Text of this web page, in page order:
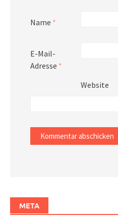
Name *
E-Mail-
Adresse *
Website
META